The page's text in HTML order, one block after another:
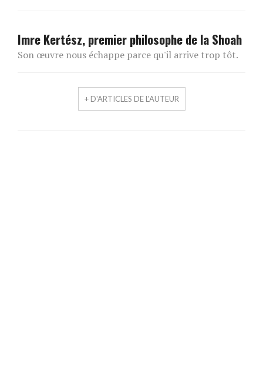
Imre Kertész, premier philosophe de la Shoah
Son œuvre nous échappe parce qu'il arrive trop tôt.
+ D'ARTICLES DE L'AUTEUR